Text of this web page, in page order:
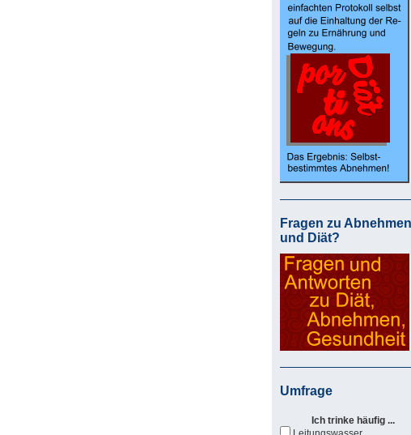
Fragen zu Abnehmen
und Diät?
Umfrage
Ich trinke häufig ...